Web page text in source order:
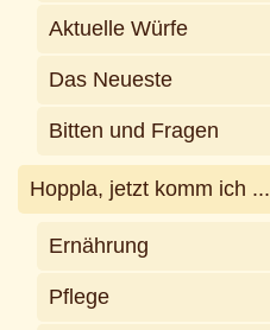
Aktuelle Würfe
Das Neueste
Bitten und Fragen
Hoppla, jetzt komm ich ...
Ernährung
Pflege